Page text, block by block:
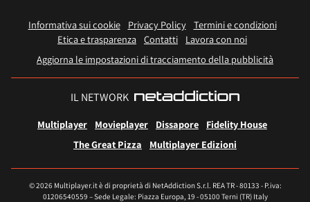
Informativa sui cookie Privacy Policy
Termini e condizioni
Etica e trasparenza Contatti
Lavora con noi
Aggiorna le impostazioni di tracciamento della pubblicità
IL NETWORK
Multiplayer Movieplayer Dissapore
Fidelity House
The Great Pizza
Multiplayer Edizioni
© 2026 Multiplayer.it è di proprietà di NetAddiction S.r.l. REA TR - 80133 - P.iva:
01206540559 – Sede Legale: Piazza Europa, 19 - 05100 Terni (TR) Italy